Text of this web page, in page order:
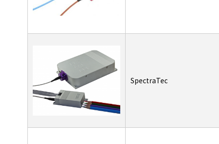
SpectraTec